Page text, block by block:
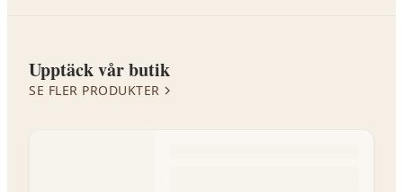
Upptäck vår butik
SE FLER PRODUKTER